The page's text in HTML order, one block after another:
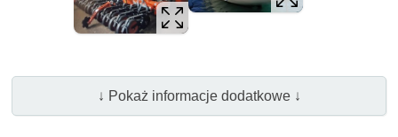
↓ Pokaż informacje dodatkowe ↓